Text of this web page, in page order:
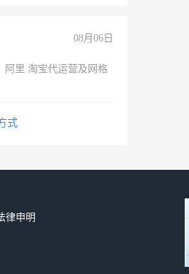
08月06日
阿里 淘宝代运营及网格
式
律申明